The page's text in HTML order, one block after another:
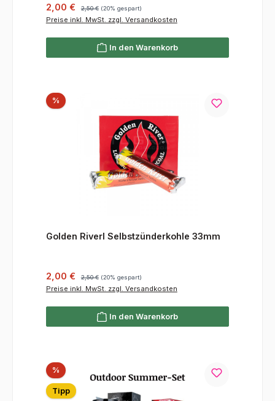
Verkaufspreis:
2,00 € 2,50 € (20% gespart)
Preise inkl. MwSt. zzgl. Versandkosten
In den Warenkorb
%Rabatt
Golden Riverl Selbstzünderkohle 33mm
Verkaufspreis:
2,00 € Regulärer Preis:
2,50 € (20% gespart)
Preise inkl. MwSt. zzgl. Versandkosten
In den Warenkorb
%Rabatt
Tipp